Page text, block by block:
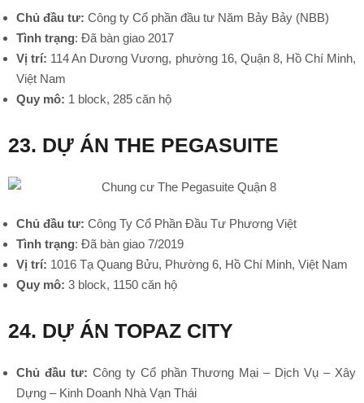
•
•
Chủ đầu tư: Công ty Cổ phần đầu tư Năm Bảy Bảy (NBB)
Tình trạng: Đã bàn giao 2017
Vị trí: 114 An Dương Vương, phường 16, Quận 8, Hồ Chí Minh,
Việt Nam
Quy mô: 1 block, 285 căn hộ
23. DỰ ÁN THE PEGASUITE
Chủ đầu tư: Công Ty Cổ Phần Đầu Tư Phương Việt
Tình trạng: Đã bàn giao 7/2019
Vị trí: 1016 Tạ Quang Bửu, Phường 6, Hồ Chí Minh, Việt Nam
Quy mô: 3 block, 1150 căn hộ
24. DỰ ÁN TOPAZ CITY
Chủ đầu tư: Công ty Cổ phần Thương Mại – Dịch Vụ – Xây
Dựng – Kinh Doanh Nhà Vạn Thái